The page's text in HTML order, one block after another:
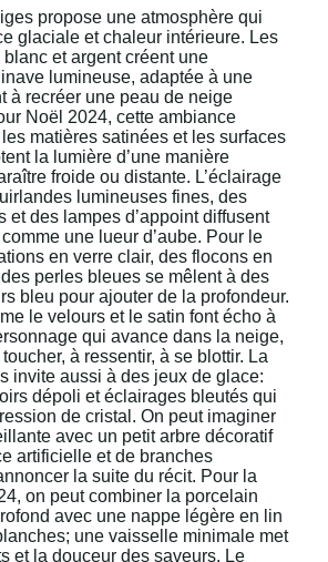
propose une atmosphère qui
glaciale et chaleur intérieure. Les
et argent créent une
lumineuse, adaptée à une
à recréer une peau de neige
Noël 2024, cette ambiance
matières satinées et les surfaces
la lumière d’une manière
froide ou distante. L’éclairage
lumineuses fines, des
et des lampes d’appoint diffusent
une lueur d’aube. Pour le
en verre clair, des flocons en
perles bleues se mêlent à des
bleu pour ajouter de la profondeur.
le velours et le satin font écho à
qui avance dans la neige,
à ressentir, à se blottir. La
invite aussi à des jeux de glace:
dépoli et éclairages bleutés qui
de cristal. On peut imaginer
avec un petit arbre décoratif
artificielle et de branches
la suite du récit. Pour la
on peut combiner la porcelain
avec une nappe légère en lin
une vaisselle minimale met
et la douceur des saveurs. Le